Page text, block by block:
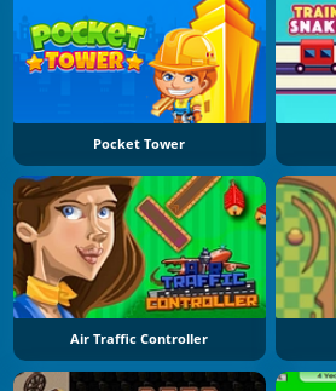
Pocket Tower
Air Traffic Controller